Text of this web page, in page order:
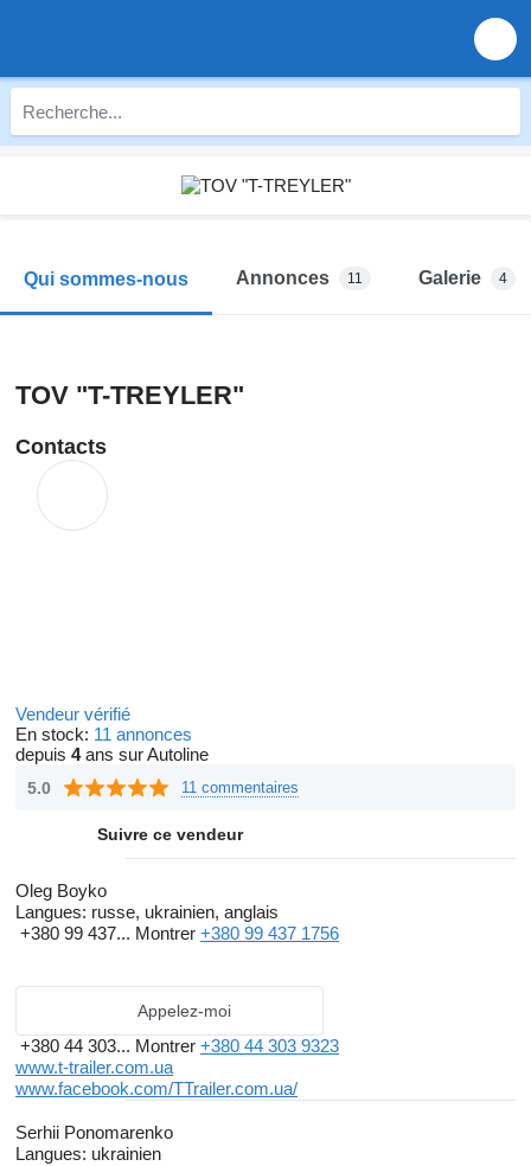
Qui sommes-nous Annonces 11 Galerie 4
TOV "T-TREYLER"
Contacts
Vendeur vérifié
En stock: 11 annonces
depuis 4ans sur Autoline
5.0 11 commentaires
Suivre ce vendeur
Oleg Boyko
Langues: russe, ukrainien, anglais
+380 99 437... Montrer +380 99 437 1756
Appelez-moi
+380 44 303... Montrer +380 44 303 9323
www.t-trailer.com.ua
www.facebook.com/TTrailer.com.ua/
Serhii Ponomarenko
Langues: ukrainien